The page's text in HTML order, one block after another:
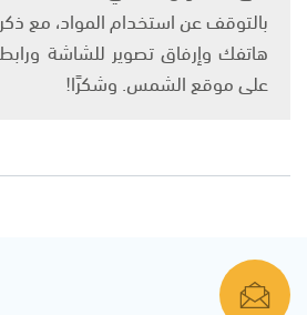
بالتوقف عن استخدام المواد، مع
هاتفك وإرفاق تصوير للشاشة
على موقع الشمس. وشكرًا!